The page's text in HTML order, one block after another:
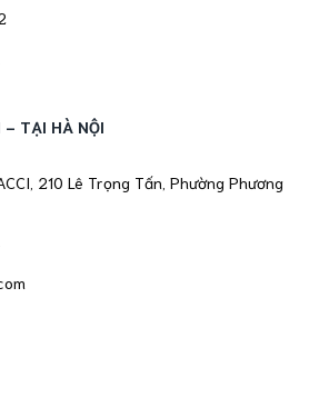
- TẠI HÀ NỘI
210 Lê Trọng Tấn, Phường Phương